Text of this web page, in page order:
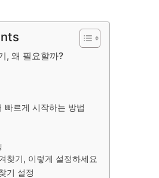
, 왜 필요할까?
빠르게 시작하는 방법
찾기, 이렇게 설정하세요
기 설정